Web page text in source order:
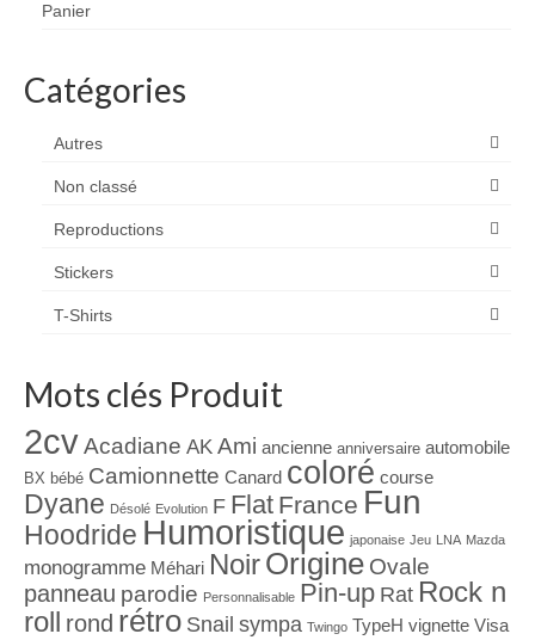
Panier
Catégories
Autres
Non classé
Reproductions
Stickers
T-Shirts
Mots clés Produit
2cvAcadiane AK Ami ancienne anniversaire automobile
BX bébé Camionnette Canard coloré course
Dyane Désolé Evolution F Flat France Fun
Hoodride Humoristique japonaise Jeu LNA Mazda
monogramme Méhari NoirOrigine Ovale
panneau parodie Personnalisable Pin-up Rat Rock n
roll rond rétro Snail sympa Twingo TypeH vignette Visa